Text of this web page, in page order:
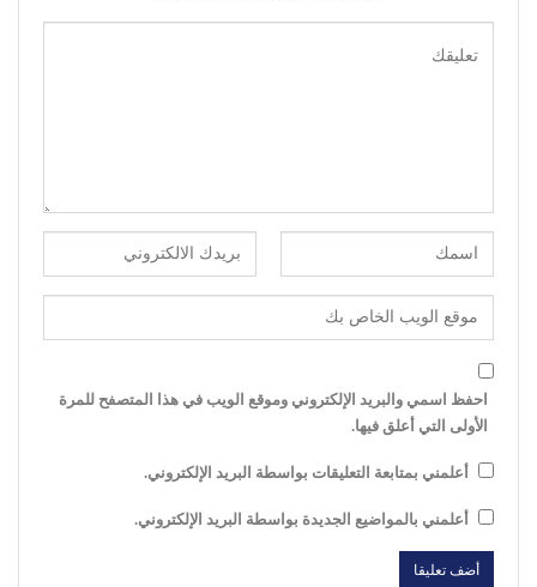
احفظ اسمي والبريد الإلكتروني وموقع الويب في هذا المتصفح للمرة
الأولى التي أعلق فيها.
أعلمني بمتابعة التعليقات بواسطة البريد الإلكتروني.
أعلمني بالمواضيع الجديدة بواسطة البريد الإلكتروني.